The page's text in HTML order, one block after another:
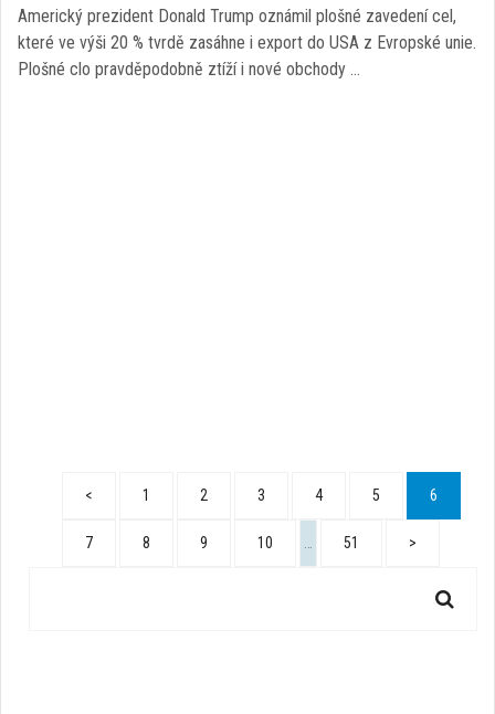
Americký prezident Donald Trump oznámil plošné zavedení cel,
které ve výši 20 % tvrdě zasáhne i export do USA z Evropské unie.
Plošné clo pravděpodobně ztíží i nové obchody …
< 1 2 3 4 5 6
7 8 9 10 51 >